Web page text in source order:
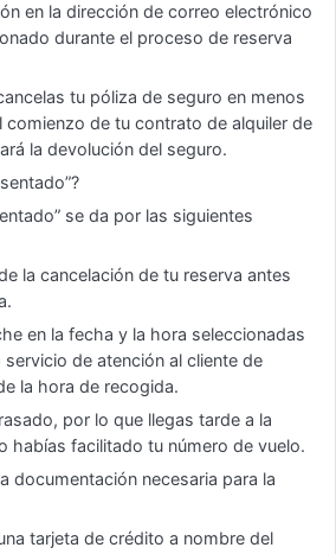
en la dirección de correo electrónico
durante el proceso de reserva
tu póliza de seguro en menos
de tu contrato de alquiler de
la devolución del seguro.
se da por las siguientes
la cancelación de tu reserva antes
en la fecha y la hora seleccionadas
de atención al cliente de
la hora de recogida.
por lo que llegas tarde a la
habías facilitado tu número de vuelo.
documentación necesaria para la
tarjeta de crédito a nombre del